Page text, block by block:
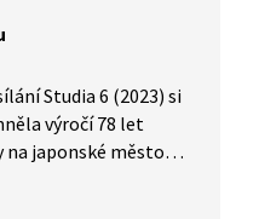
Studia 6 (2023) si
výročí 78 let
japonské město